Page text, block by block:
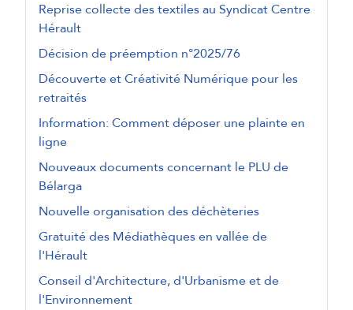
Reprise collecte des textiles au Syndicat Centre
Hérault
Décision de préemption n°2025/76
Découverte et Créativité Numérique pour les
retraités
Information: Comment déposer une plainte en
ligne
Nouveaux documents concernant le PLU de
Bélarga
Nouvelle organisation des déchèteries
Gratuité des Médiathèques en vallée de
l'Hérault
Conseil d'Architecture, d'Urbanisme et de
l'Environnement